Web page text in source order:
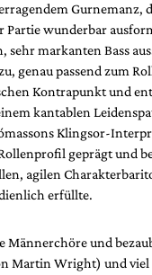
Gurnemanz,
Partie wunderbar
sehr markanten Bass
genau passend zum
Kontrapunkt und
kantablen
Klingsor-
geprägt und
agilen
erfüllte.
Männerchöre und
Martin Wright) und viel